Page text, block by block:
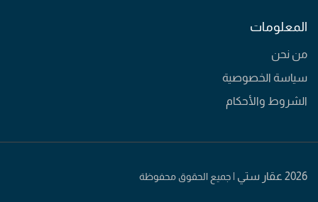
المعلومات
من نحن
سياسة الخصوصية
الشروط والأحكام
2026 عقار ستي | جميع الحقوق محفوظة